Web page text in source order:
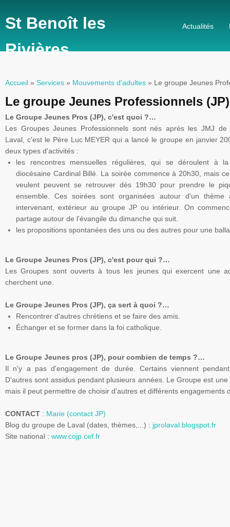
St Benoît les
Rivières
Actualités
Vous êtes ici
Accueil » Services » Mouvements d'adultes » Le groupe Jeunes
Le groupe Jeunes Professionnels (JP)
Le Groupe Jeunes Pros (JP), c'est quoi ?…
Les Groupes Jeunes Professionnels sont nés après lesJMJ de
Laval , c'est le Père Luc MEYER qui a lancé le groupe en janvier
deux types d'activités :
les rencontres mensuelles régulières, qui se déroulent à
diocésaine Cardinal Billé. La soirée commence à 20h30 , mais
veulent peuvent se retrouver dès 19h30 pour prendre le
ensemble. Ces soirées sont organisées autour d'un thème
intervenant, extérieur au groupe JP ou intérieur. On
partage autour de l'évangile du dimanche qui suit.
les propositions spontanées des uns ou des autres pour une
Le Groupe Jeunes Pros (JP), c'est pour qui ?…
Les Groupes sont ouverts à tous les jeunes qui exercent une
cherchent une.
Le Groupe Jeunes Pros (JP), ça sert à quoi ?…
Rencontrer d'autres chrétiens et se faire des amis.
Échanger et se former dans la foi catholique.
Le Groupe Jeunes pros (JP), pour combien de temps ?…
Il n'y a pas d'engagement de durée. Certains viennent
D'autres sont assidus pendant plusieurs années. Le Groupe est
mais il peut permettre de choisir d'autres et différents engagements
CONTACT : Marie (contact JP)
Blog du groupe de Laval (dates, thèmes,...) : jprolaval.blogspot.fr
Site national : www.cojp.cef.fr